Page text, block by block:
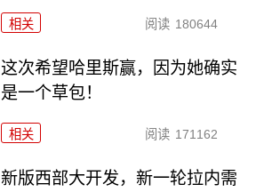
相关 阅读 180644
这次希望哈里斯赢，因为她确实
是一个草包！
相关 阅读 171162
新版西部大开发，新一轮拉内需